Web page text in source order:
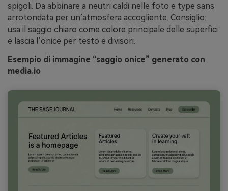
spigoli. Da abbinare a neutri caldi nelle foto e type sans
arrotondata per un’atmosfera accogliente. Consiglio:
usa il saggio chiaro come colore principale delle superfici
e lascia l’onice per testo e divisori.
Esempio di immagine “saggio onice” generato con
media.io